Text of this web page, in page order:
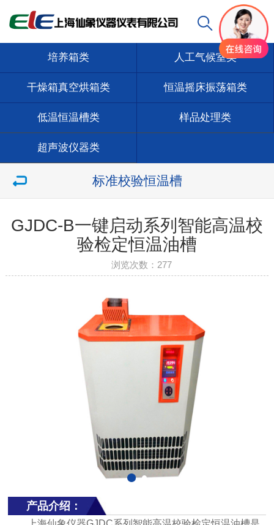
培养箱类 人工气候室类
干燥箱真空烘箱类 恒温摇床振荡箱类
低温恒温槽类 样品处理类
超声波仪器类
标准校验恒温槽
GJDC-B一键启动系列智能高温校
验检定恒温油槽
浏览次数： 277
产品介绍：